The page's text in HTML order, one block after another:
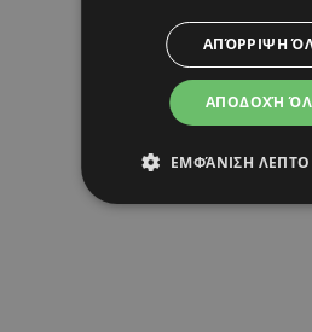
ΑΠΟΔΟΧΉ
ΑΠΌΡΡΙΨΗ
ΕΜΦΆΝΙΣΗ